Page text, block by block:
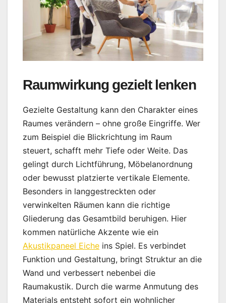
Raumwirkung gezielt lenken
Gezielte Gestaltung kann den Charakter eines
Raumes verändern – ohne große Eingriffe. Wer
zum Beispiel die Blickrichtung im Raum
steuert, schafft mehr Tiefe oder Weite. Das
gelingt durch Lichtführung, Möbelanordnung
oder bewusst platzierte vertikale Elemente.
Besonders in langgestreckten oder
verwinkelten Räumen kann die richtige
Gliederung das Gesamtbild beruhigen. Hier
kommen natürliche Akzente wie ein
Akustikpaneel Eiche ins Spiel. Es verbindet
Funktion und Gestaltung, bringt Struktur an die
Wand und verbessert nebenbei die
Raumakustik. Durch die warme Anmutung des
Materials entsteht sofort ein wohnlicher